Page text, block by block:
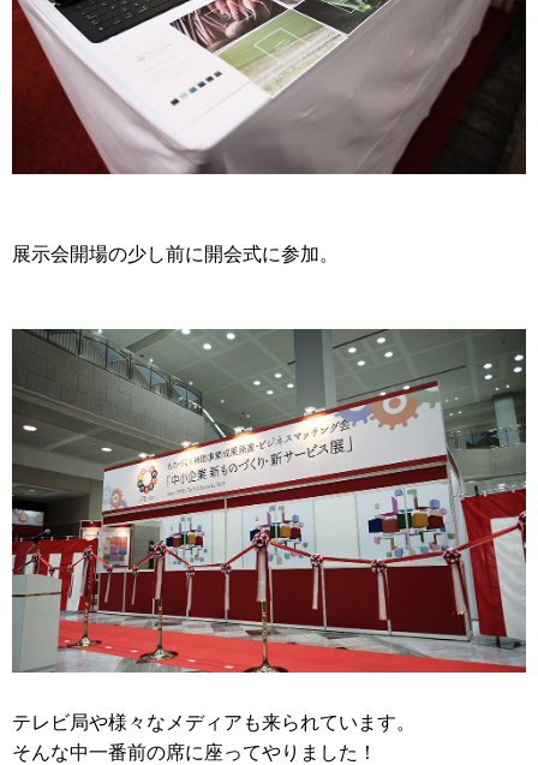
展示会開場の少し前に開会式に参加。
テレビ局や様々なメディアも来られています。
そんな中一番前の席に座ってやりました！